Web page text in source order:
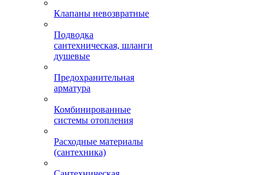
Клапаны невозвратные
Подводка
сантехническая, шланги
душевые
Предохранительная
арматура
Комбинированные
системы отопления
Расходные материалы
(сантехника)